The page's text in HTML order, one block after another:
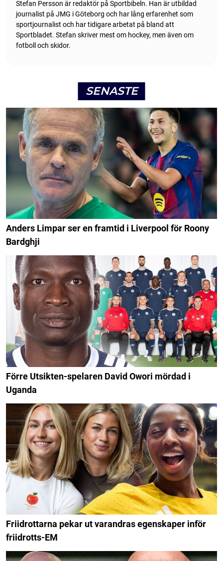
Stefan Persson är redaktör på Sportbibeln. Han är utbildad
journalist på JMG i Göteborg och har lång erfarenhet som
sportjournalist och har tidigare arbetat på bland att
Sportbladet. Stefan skriver mest om hockey, men även om
fotboll och skidor.
SENASTE
Anders Limpar ser en framtid i Liverpool för Roony
Bardghji
Förre Utsikten-spelaren David Owori mördad i
Uganda
Friidrottarna pekar ut varandras egenskaper inför
friidrotts-EM